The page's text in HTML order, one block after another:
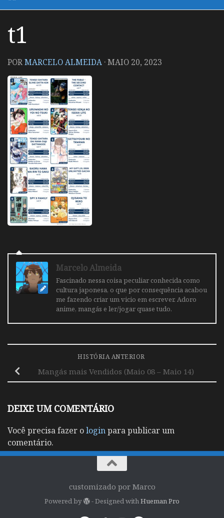
t1
PORMARCELO ALMEIDA ·MAIO 20, 2023
Marcelo Almeida
Fascinado nessa coisa peculiar conhecida como
cultura japonesa, o que por consequência acabou
me fazendo criar um vicio em escrever. Adoro
anime, mangás e ler/jogar quase tudo.
HISTÓRIA ANTERIOR
Mangás mais Vendidos (Maio 08 – Maio 14)
DEIXE UM COMENTÁRIO
Você precisa fazer ologinpara publicar um
comentário.
customizado por Marco
Powered by - Designed withHueman Pro